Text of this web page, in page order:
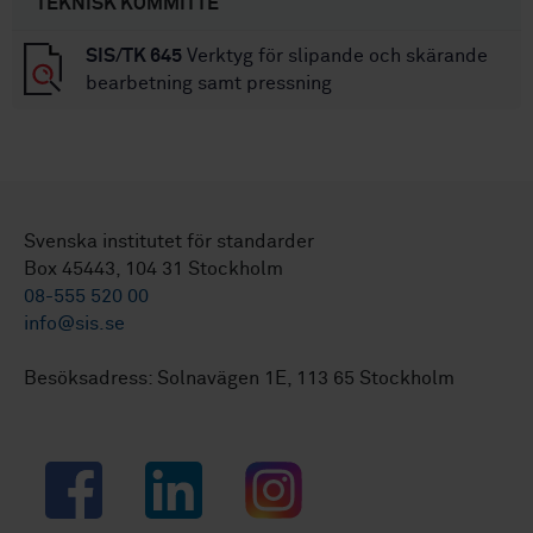
SIS/TK 645 Verktyg för slipande och skärande
bearbetning samt pressning
Svenska institutet för standarder
Box 45443, 104 31 Stockholm
08-555 520 00
info@sis.se
Besöksadress: Solnavägen 1E, 113 65 Stockholm
Facebook LinkedIn Instagram